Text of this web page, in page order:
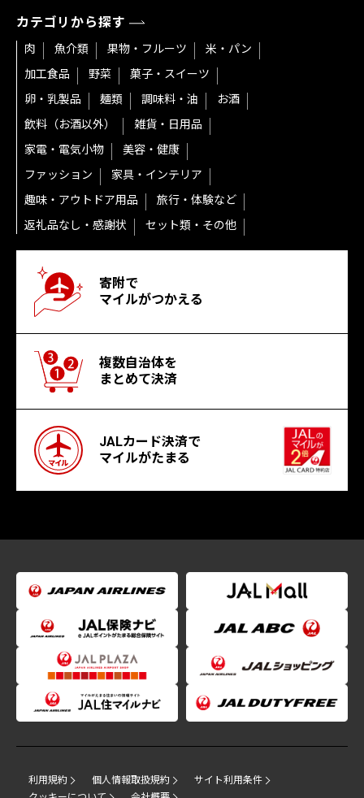
カテゴリから探す
肉 魚介類 果物・フルーツ
米・パン
加工食品
野菜
菓子・スイーツ
卵・乳製品
麺類 調味料・油
お酒
飲料（お酒以外）
雑貨・日用品
家電・電気小物
美容・健康
ファッション
家具・インテリア
趣味・アウトドア用品
旅行・体験など
返礼品なし・感謝状
セット類・その他
寄附で
マイルがつかえる
複数自治体を
まとめて決済
JALカード決済で
マイルがたまる
利用規約 個人情報取扱規約
サイト利用条件